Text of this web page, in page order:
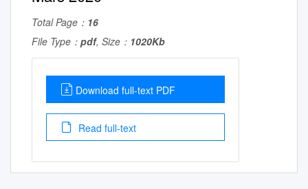
Total Page： 16
File Type： pdf, Size： 1020Kb
Download full-text PDF
Read full-text